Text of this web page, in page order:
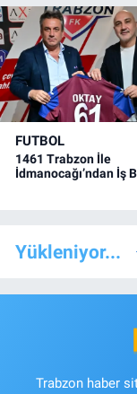
FUTBOL
1461 Trabzon İle
İdmanocağı’ndan İş
Yükleniyor...
Trabzon haber